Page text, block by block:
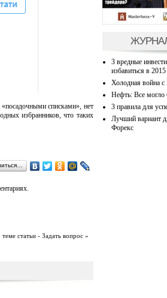
списками», нет
избранников, что таких
статьи - Задать вопрос »
3 вредные
избавиться в
Холодная война с
Нефть: Все могло
3 правила для
Лучший вариант
Форекс